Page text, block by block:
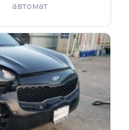
автомат